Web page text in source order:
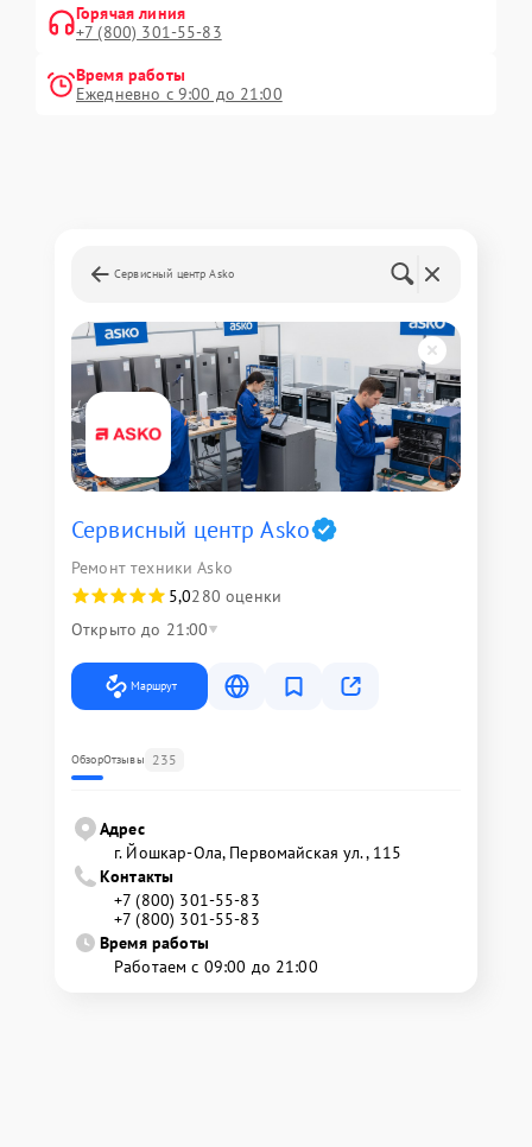
Горячая линия
+7 (800) 301-55-83
Время работы
Ежедневно с 9:00 до 21:00
Сервисный центр Asko
Сервисный центр Asko
Ремонт техники Asko
5,0280 оценки
Открыто до 21:00
Маршрут
ОбзорОтзывы 235
Адрес
г. Йошкар-Ола, Первомайская ул., 115
Контакты
+7 (800) 301-55-83
+7 (800) 301-55-83
Время работы
Работаем с 09:00 до 21:00